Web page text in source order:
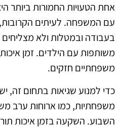
אחת הטעויות החמורות ביותר
עם המשפחה. לעיתים
בעבודה ובמטלות ולא מצליחים
משותפות עם הילדים. זמן
משפחתיים חזקים.
כדי למנוע שגיאות בתחום זה,
משפחתיות, כמו ארוחות ערב
השבוע. השקעה בזמן איכות